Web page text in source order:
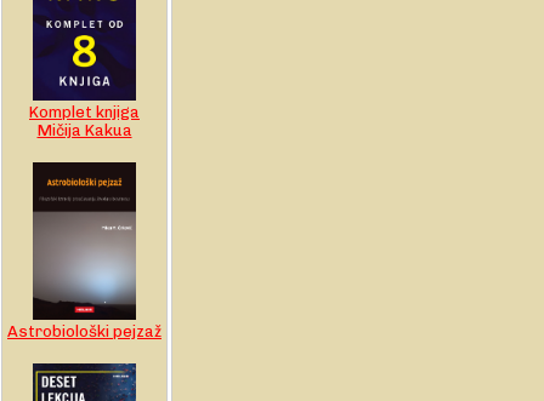
Komplet knjiga
Mičija Kakua
Astrobiološki pejzaž